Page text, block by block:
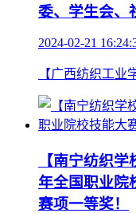
委、学生会、
2024-02-21
【广西纺织工业
【南宁纺织
年全国职业院
赛项一等奖！